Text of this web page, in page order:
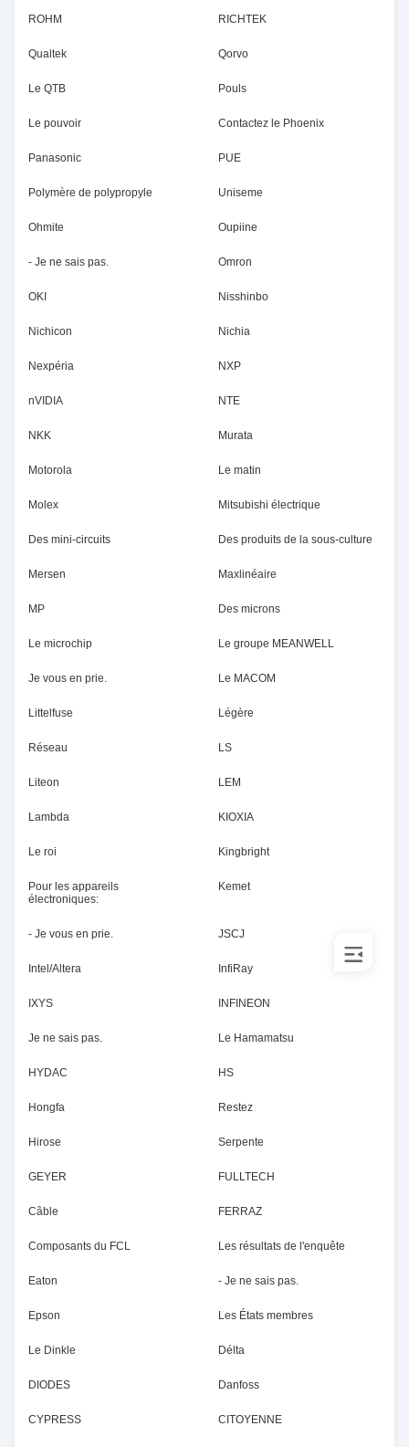
ROHM RICHTEK
Qualtek Qorvo
Le QTB Pouls
Le pouvoir Contactez le Phoenix
Panasonic PUE
Polymère de polypropyle Uniseme
Ohmite Oupiine
- Je ne sais pas. Omron
OKI Nisshinbo
Nichicon Nichia
Nexpéria NXP
nVIDIA NTE
NKK Murata
Motorola Le matin
Molex Mitsubishi électrique
Des mini-circuits Des produits de la sous-culture
Mersen Maxlinéaire
MP Des microns
Le microchip Le groupe MEANWELL
Je vous en prie. Le MACOM
Littelfuse Légère
Réseau LS
Liteon LEM
Lambda KIOXIA
Le roi Kingbright
Pour les appareils
électroniques:
Kemet
- Je vous en prie. JSCJ
Intel/Altera InfiRay
IXYS INFINEON
Je ne sais pas. Le Hamamatsu
HYDAC HS
Hongfa Restez
Hirose Serpente
GEYER FULLTECH
Câble FERRAZ
Composants du FCL Les résultats de l'enquête
Eaton - Je ne sais pas.
Epson Les États membres
Le Dinkle Délta
DIODES Danfoss
CYPRESS CITOYENNE